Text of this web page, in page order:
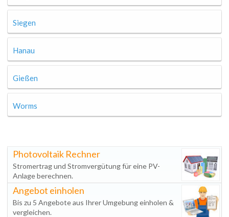
Siegen
Hanau
Gießen
Worms
Photovoltaik Rechner
Stromertrag und Stromvergütung für eine PV-
Anlage berechnen.
Angebot einholen
Bis zu 5 Angebote aus Ihrer Umgebung einholen &
vergleichen.